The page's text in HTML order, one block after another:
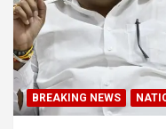
BREAKING NEWS